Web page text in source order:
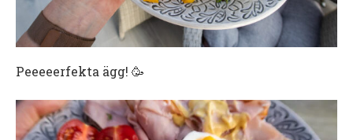
Peeeeerfekta ägg! 🥳